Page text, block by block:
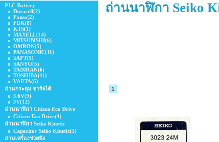
PLC Battery
Duracell(2)
Fanso(2)
FDK(8)
KTS(1)
MAXELL(14)
MITSUBISHI(6)
OMRON(5)
PANASONIC(11)
SAFT(5)
SANYO(5)
TADIRAN(6)
TOSHIBA(11)
VARTA(6)
ถ่านกระดุม ชาร์จได้
3.6V(9)
3V(12)
ถ่านนาฬิกา Citizen Eco Drive
Citizen Eco Drive(4)
ถ่านนาฬิกา Seiko Kinetic
Capacitor Seiko Kinetic(3)
ถ่านเครื่องช่วยฟัง
ถ่านนาฬิกา Seiko
1